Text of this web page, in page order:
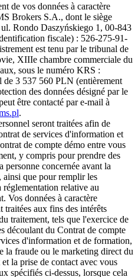
de vos données à caractère
Brokers S.A., dont le siège
Rondo Daszyńskiego 1, 00-843
fiscale) : 526-275-91-
est tenu par le tribunal de
XIIIe chambre commerciale du
sous le numéro KRS :
de 3 537 560 PLN (entièrement
des données désigné par le
être contacté par e-mail à
.
seront traitées afin de
de services d'information et
de compte démo entre vous
y compris pour prendre des
personne concernée avant la
ainsi que pour remplir les
relative au
Vos données à caractère
traitées aux fins des intérêts
traitement, tels que l'exercice de
découlant du Contrat de compte
d'information et de formation,
la fraude ou le marketing direct du
la prise de contact avec vous
spécifiés ci-dessus, lorsque cela